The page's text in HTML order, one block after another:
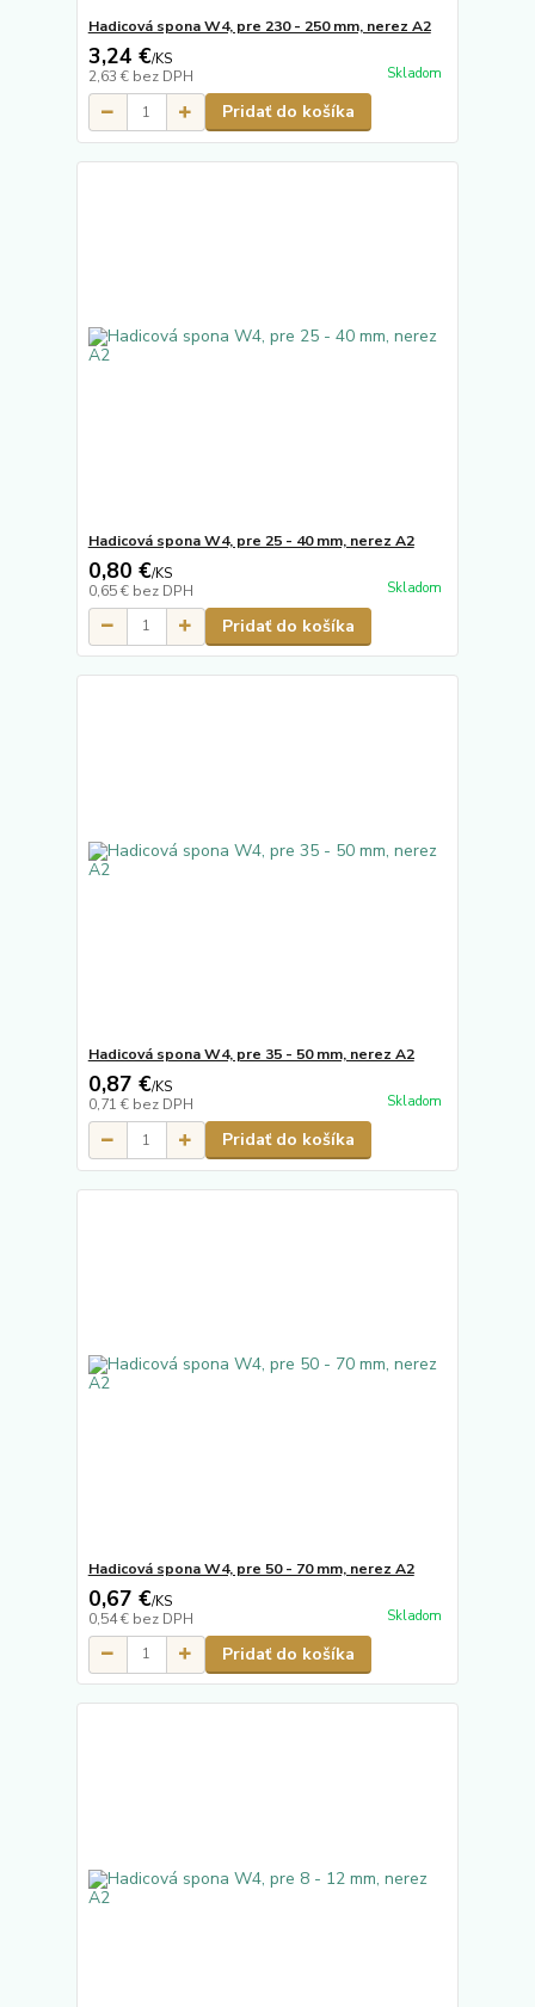
Hadicová spona W4, pre 230 - 250 mm, nerez A2
3,24 €/KS
2,63 € bez DPH Skladom
Pridať do košíka
Hadicová spona W4, pre 25 - 40 mm, nerez A2
0,80 €/KS
0,65 € bez DPH Skladom
Pridať do košíka
Hadicová spona W4, pre 35 - 50 mm, nerez A2
0,87 €/KS
0,71 € bez DPH Skladom
Pridať do košíka
Hadicová spona W4, pre 50 - 70 mm, nerez A2
0,67 €/KS
0,54 € bez DPH Skladom
Pridať do košíka